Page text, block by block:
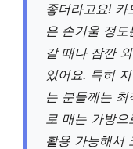
좋더라고요!
은 손거울 정
갈 때나 잠깐
있어요. 특히
는 분들께는
로 매는 가방으
활용 가능해서